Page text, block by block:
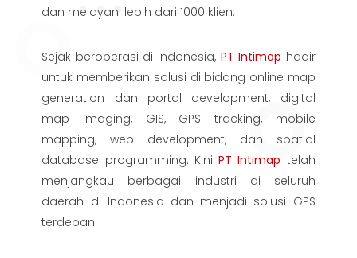
dan melayani lebih dari 1000 klien.
Sejak beroperasi di Indonesia, PT Intimap hadir
untuk memberikan solusi di bidang online map
generation dan portal development, digital
map imaging, GIS, GPS tracking, mobile
mapping, web development, dan spatial
database programming. KiniPT Intimap telah
menjangkau berbagai industri di seluruh
daerah di Indonesia dan menjadi solusi GPS
terdepan.